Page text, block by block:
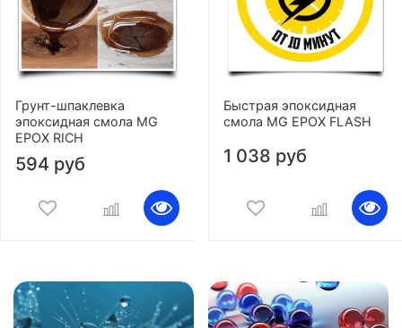
Грунт-шпаклевка
эпоксидная смола MG
EPOX RICH
594 руб
Быстрая эпоксидная
смола MG EPOX FLASH
1 038 руб